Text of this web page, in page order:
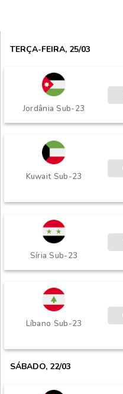
TERÇA-FEIRA, 25/03
Jordânia Sub-23
Kuwait Sub-23
Síria Sub-23
Líbano Sub-23
SÁBADO, 22/03